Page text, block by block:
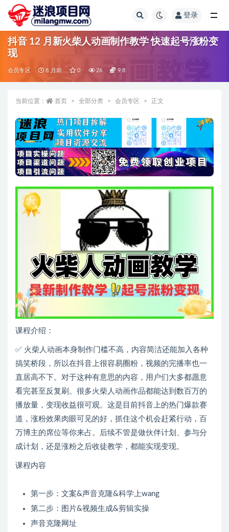
登录
抖音 12 月新火柴人动画制作教学 快速起号涨粉变
现
会员专区 8 月前 0 26 9.8
当前位置： 首页 全部分类 会员专区 正文
课程介绍：
✅ 火柴人动画本身制作门槛不高，内容简洁还能加入各种
搞笑桥段，所以在抖音上很容易圈粉，视频的完播率也一
直居高不下。对于这种有意思的内容，用户们大多都愿意
看完甚至反复刷。很多火柴人动画作品都能达到数百万的
播放量，变现收益很可观。这是目前抖音上的热门爆款赛
道，涨粉效果肉眼可见的好，抓住这个机会赶紧行动，百
万博主的席位等你来占。后续不管是做伙伴计划、参与分
成计划，还是涨粉之后收徒教学，都能实现变现。
课程内容
第一步：文案&声音克隆&科学上wang
第二步：图片&视频生成&剪辑实操
声音克隆网址
全部